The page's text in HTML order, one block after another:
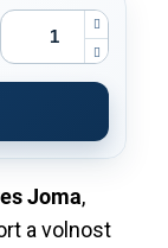
Joma,
a volnost